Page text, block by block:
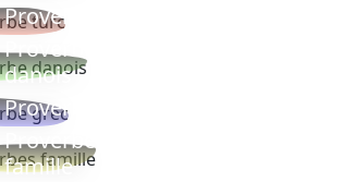
Proverbe turc
Proverbe
danois
Proverbe grec
Proverbes
famille